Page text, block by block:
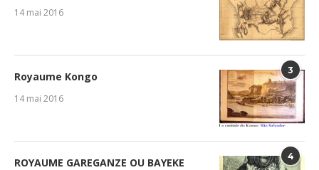
14 mai 2016
3
Royaume Kongo
14 mai 2016
4
ROYAUME GAREGANZE OU BAYEKE